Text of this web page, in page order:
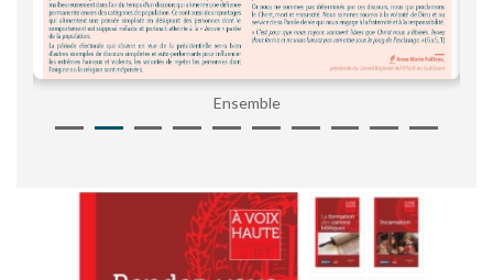
Ensemble